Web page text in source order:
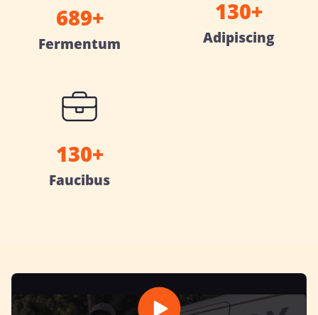
689+
Fermentum
130+
Adipiscing
130+
Faucibus